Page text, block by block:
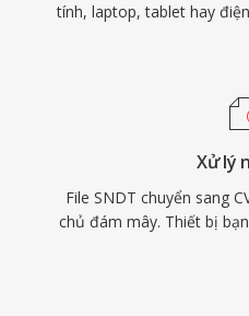
tính, laptop, tablet hay
Xử lý
File SNDT chuyển sang
chủ đám mây. Thiết bị